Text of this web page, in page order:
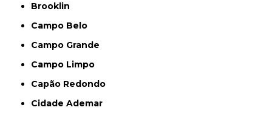
Brooklin
Campo Belo
Campo Grande
Campo Limpo
Capão Redondo
Cidade Ademar